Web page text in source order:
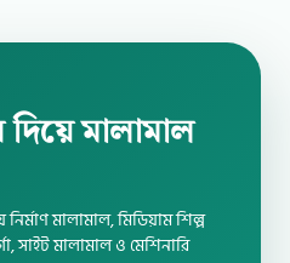
মালামাল
মালামাল, মিডিয়াম শিল্প
সাইট মালামাল ও মেশিনারি